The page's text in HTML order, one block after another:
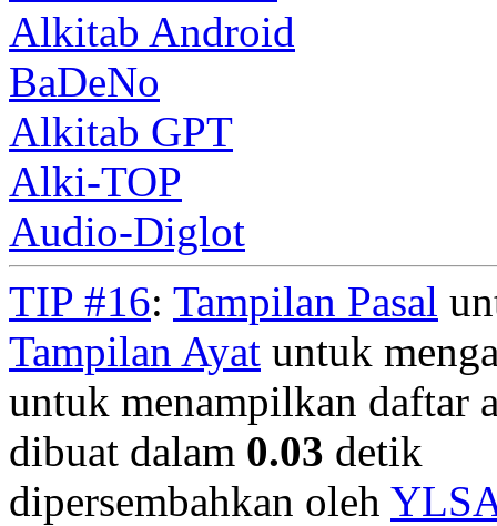
Alkitab Android
BaDeNo
Alkitab GPT
Alki-TOP
Audio-Diglot
TIP #16: Tampilan Pasal
Tampilan Ayat untuk
untuk menampilkan daftar
dibuat dalam 0.03 detik
dipersembahkan oleh